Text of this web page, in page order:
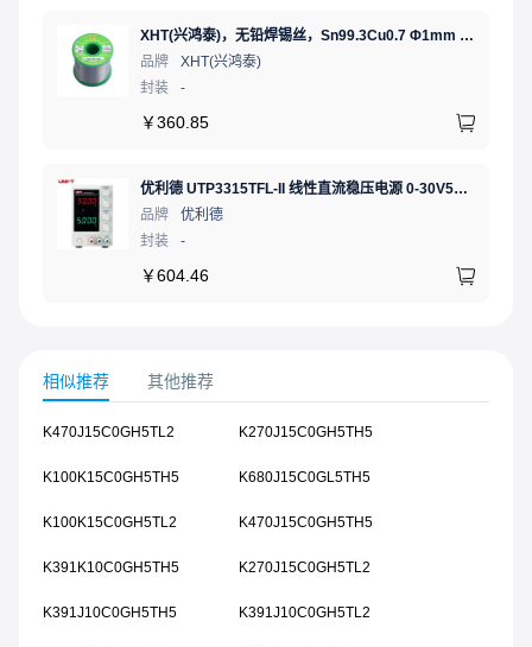
XHT(兴鸿泰)，无铅焊锡丝，Sn99.3Cu0.7 Φ1mm 750G，环保锡线， 免洗焊锡丝/锡线,1卷
品牌
XHT(兴鸿泰)
封装
-
￥360.85
优利德 UTP3315TFL-II 线性直流稳压电源 0-30V5A 低噪声高精度实验电源
品牌
优利德
封装
-
￥604.46
相似推荐 其他推荐
K470J15C0GH5TL2 K270J15C0GH5TH5
K100K15C0GH5TH5 K680J15C0GL5TH5
K100K15C0GH5TL2 K470J15C0GH5TH5
K391K10C0GH5TH5 K270J15C0GH5TL2
K391J10C0GH5TH5 K391J10C0GH5TL2